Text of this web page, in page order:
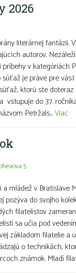
2026
literárnej fantázii.
autorov.
v kategóriách
je práve pre
ktorú ste
vstupuje do 37.
Petržals...Viac
5
mládež v Bratislave
pozýva do svojho
filatelistov
sa učia pod
základom filatelie a
o technikách,
známok. Mladí